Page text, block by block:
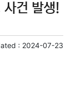
블록체인
인테리어
사건 발생!
: 2024-07-23